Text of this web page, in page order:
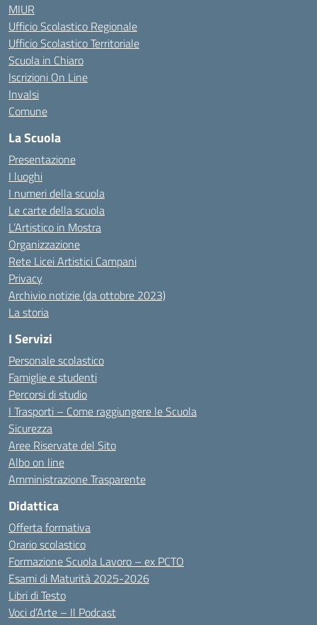
MIUR
Ufficio Scolastico Regionale
Ufficio Scolastico Territoriale
Scuola in Chiaro
Iscrizioni On Line
Invalsi
Comune
La Scuola
Presentazione
I luoghi
I numeri della scuola
Le carte della scuola
L’Artistico in Mostra
Organizzazione
Rete Licei Artistici Campani
Privacy
Archivio notizie (da ottobre 2023)
La storia
I Servizi
Personale scolastico
Famiglie e studenti
Percorsi di studio
I Trasporti – Come raggiungere le Scuola
Sicurezza
Aree Riservate del Sito
Albo on line
Amministrazione Trasparente
Didattica
Offerta formativa
Orario scolastico
Formazione Scuola Lavoro – ex PCTO
Esami di Maturità 2025-2026
Libri di Testo
Voci d’Arte – Il Podcast